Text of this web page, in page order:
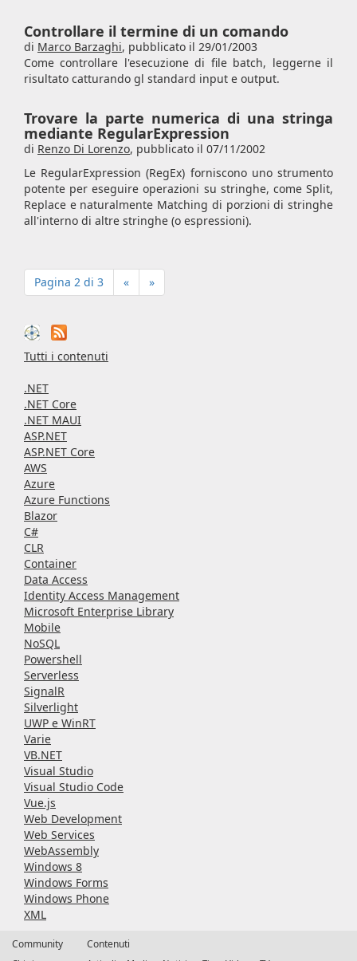
Controllare il termine di un comando
di Marco Barzaghi, pubblicato il 29/01/2003
Come controllare l'esecuzione di file batch, leggerne il
risultato catturando gl standard input e output.
Trovare la parte numerica di una stringa
mediante RegularExpression
di Renzo Di Lorenzo, pubblicato il 07/11/2002
Le RegularExpression (RegEx) forniscono uno strumento
potente per eseguire operazioni su stringhe, come Split,
Replace e naturalmente Matching di porzioni di stringhe
all'interno di altre stringhe (o espressioni).
Pagina 2 di 3 « »
Tutti i contenuti
.NET
.NET Core
.NET MAUI
ASP.NET
ASP.NET Core
AWS
Azure
Azure Functions
Blazor
C#
CLR
Container
Data Access
Identity Access Management
Microsoft Enterprise Library
Mobile
NoSQL
Powershell
Serverless
SignalR
Silverlight
UWP e WinRT
Varie
VB.NET
Visual Studio
Visual Studio Code
Vue.js
Web Development
Web Services
WebAssembly
Windows 8
Windows Forms
Windows Phone
XML
Community Contenuti